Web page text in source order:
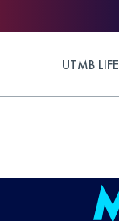
UTMB LIFE